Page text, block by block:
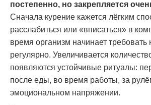
постепенно, но закрепляется
Сначала курение кажется лёгким
расслабиться или «вписаться» в
время организм начинает требовать
регулярно. Увеличивается
появляются устойчивые ритуалы:
после еды, во время работы, за
эмоциональном напряжении.